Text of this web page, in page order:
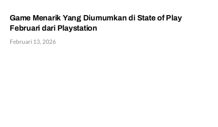
Game Menarik Yang Diumumkan di State of Play
Februari dari Playstation
Februari 13, 2026